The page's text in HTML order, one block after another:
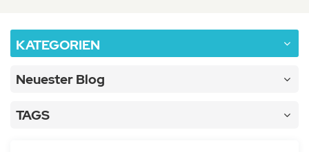
KATEGORIEN
Neuester Blog
TAGS